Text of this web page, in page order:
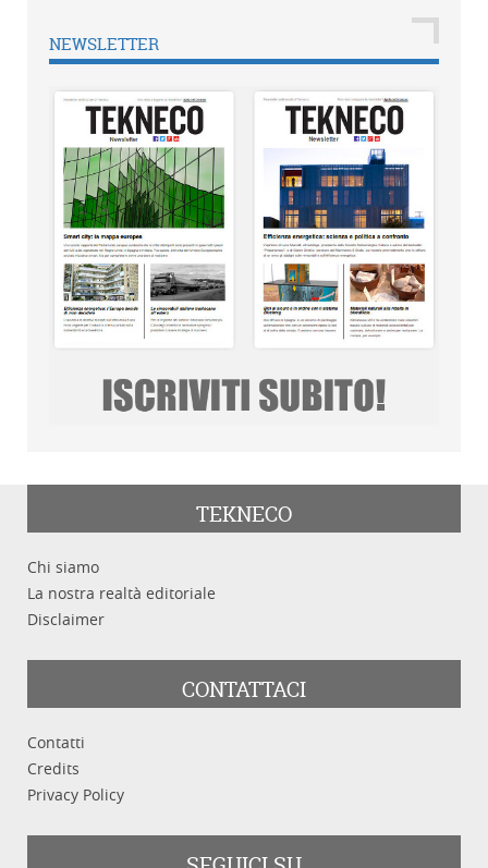
NEWSLETTER
TEKNECO
Chi siamo
La nostra realtà editoriale
Disclaimer
CONTATTACI
Contatti
Credits
Privacy Policy